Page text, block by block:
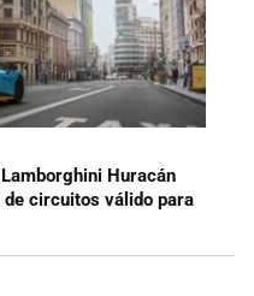
Huracán
circuitos válido para